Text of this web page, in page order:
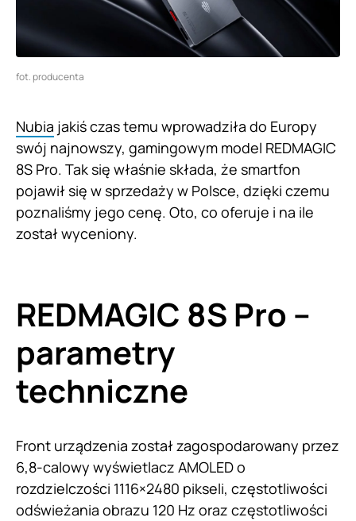
fot. producenta
Nubia jakiś czas temu wprowadziła do Europy
swój najnowszy, gamingowym model REDMAGIC
8S Pro. Tak się właśnie składa, że smartfon
pojawił się w sprzedaży w Polsce, dzięki czemu
poznaliśmy jego cenę. Oto, co oferuje i na ile
został wyceniony.
REDMAGIC 8S Pro –
parametry
techniczne
Front urządzenia został zagospodarowany przez
6,8-calowy wyświetlacz AMOLED o
rozdzielczości 1116×2480 pikseli, częstotliwości
odświeżania obrazu 120 Hz oraz częstotliwości